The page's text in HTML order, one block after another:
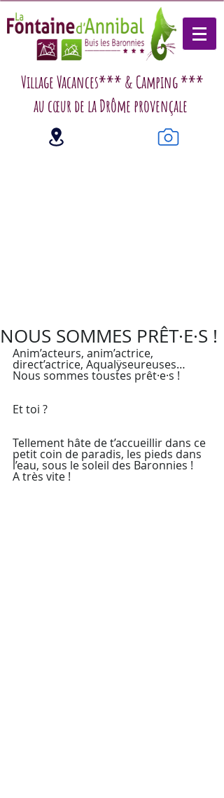
Village Vacances*** & Camping ***
au cœur de la Drôme provençale
NOUS SOMMES PRÊT·E·S !
Anim’acteurs, anim’actrice,
direct’actrice, Aqualÿseureuses…
Nous sommes toustes prêt·e·s !
Et toi ?
Tellement hâte de t’accueillir dans ce
petit coin de paradis, les pieds dans
l’eau, sous le soleil des Baronnies !
A très vite !